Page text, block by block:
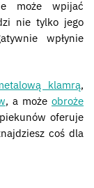
może wpijać
nie tylko jego
wpłynie
klamrą,
, a może obroże
oferuje
coś dla